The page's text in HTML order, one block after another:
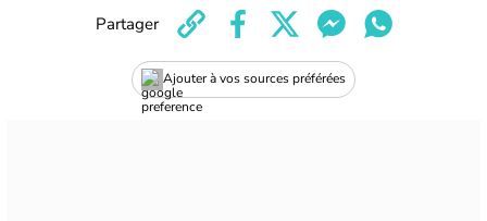
Ajouter à vos sources préférées
Partager